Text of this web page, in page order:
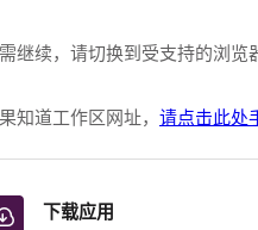
继续，请切换到受支持的浏览
知道工作区网址， 请点击此处
下载应用